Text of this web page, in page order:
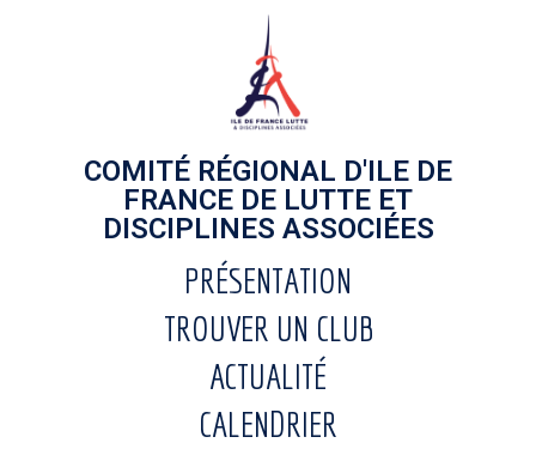
COMITÉ RÉGIONAL D'ILE DE
FRANCE DE LUTTE ET
DISCIPLINES ASSOCIÉES
PRÉSENTATION
TROUVER UN CLUB
ACTUALITÉ
CALENDRIER